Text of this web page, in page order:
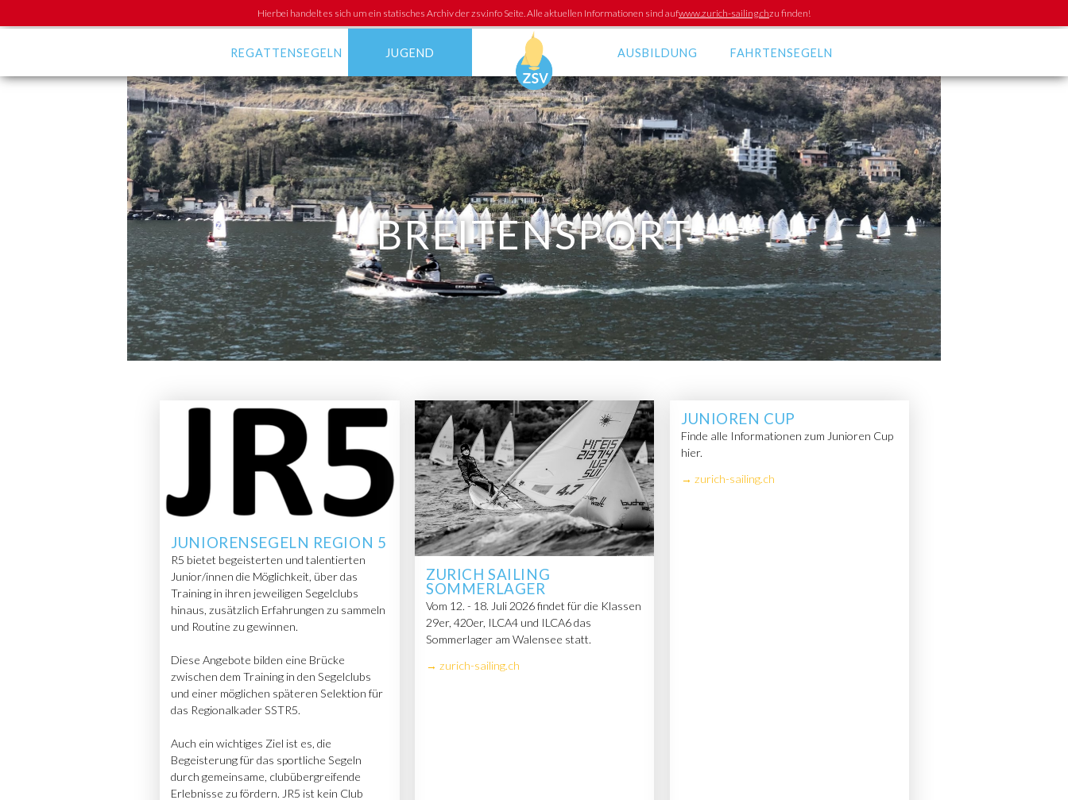
Hierbei handelt es sich um ein statisches Archiv der zsv.info Seite. Alle aktuellen Informationen sind aufwww.zurich-sailing.chzu finden!
REGATTENSEGELN
News
Kalender
Langstrecken-Cup
Greifensee-
Meisterschaft GM
Training
Regattaklassen
JUGEND
Breitensport
Regionalkader
AUSBILDUNG
ZKS -
Ausbildungskurse
Regelkurse für Segler
Ausbildung für
Offizielle
FAHRTENSEGELN
Bootsharing /
Crewbörsen
Seemannschaft
Behörden
Veranstaltungen
Apps
DER ZSV
News-Archiv
Die Mitgliederclubs
BREITENSPORT
JUNIORENSEGELN REGION 5
R5 bietet begeisterten und talentierten
Junior/innen die Möglichkeit, über das
Training in ihren jeweiligen Segelclubs
hinaus, zusätzlich Erfahrungen zu sammeln
und Routine zu gewinnen.
Diese Angebote bilden eine Brücke
zwischen dem Training in den Segelclubs
und einer möglichen späteren Selektion für
das Regionalkader SSTR5.
Auch ein wichtiges Ziel ist es, die
Begeisterung für das sportliche Segeln
durch gemeinsame, clubübergreifende
Erlebnisse zu fördern. JR5 ist kein Club
ZURICH SAILING
SOMMERLAGER
Vom 12. - 18. Juli 2026 findet für die Klassen
29er, 420er, ILCA4 und ILCA6 das
Sommerlager am Walensee statt.
→ zurich-sailing.ch
JUNIOREN CUP
Finde alle Informationen zum Junioren Cup
hier.
→ zurich-sailing.ch